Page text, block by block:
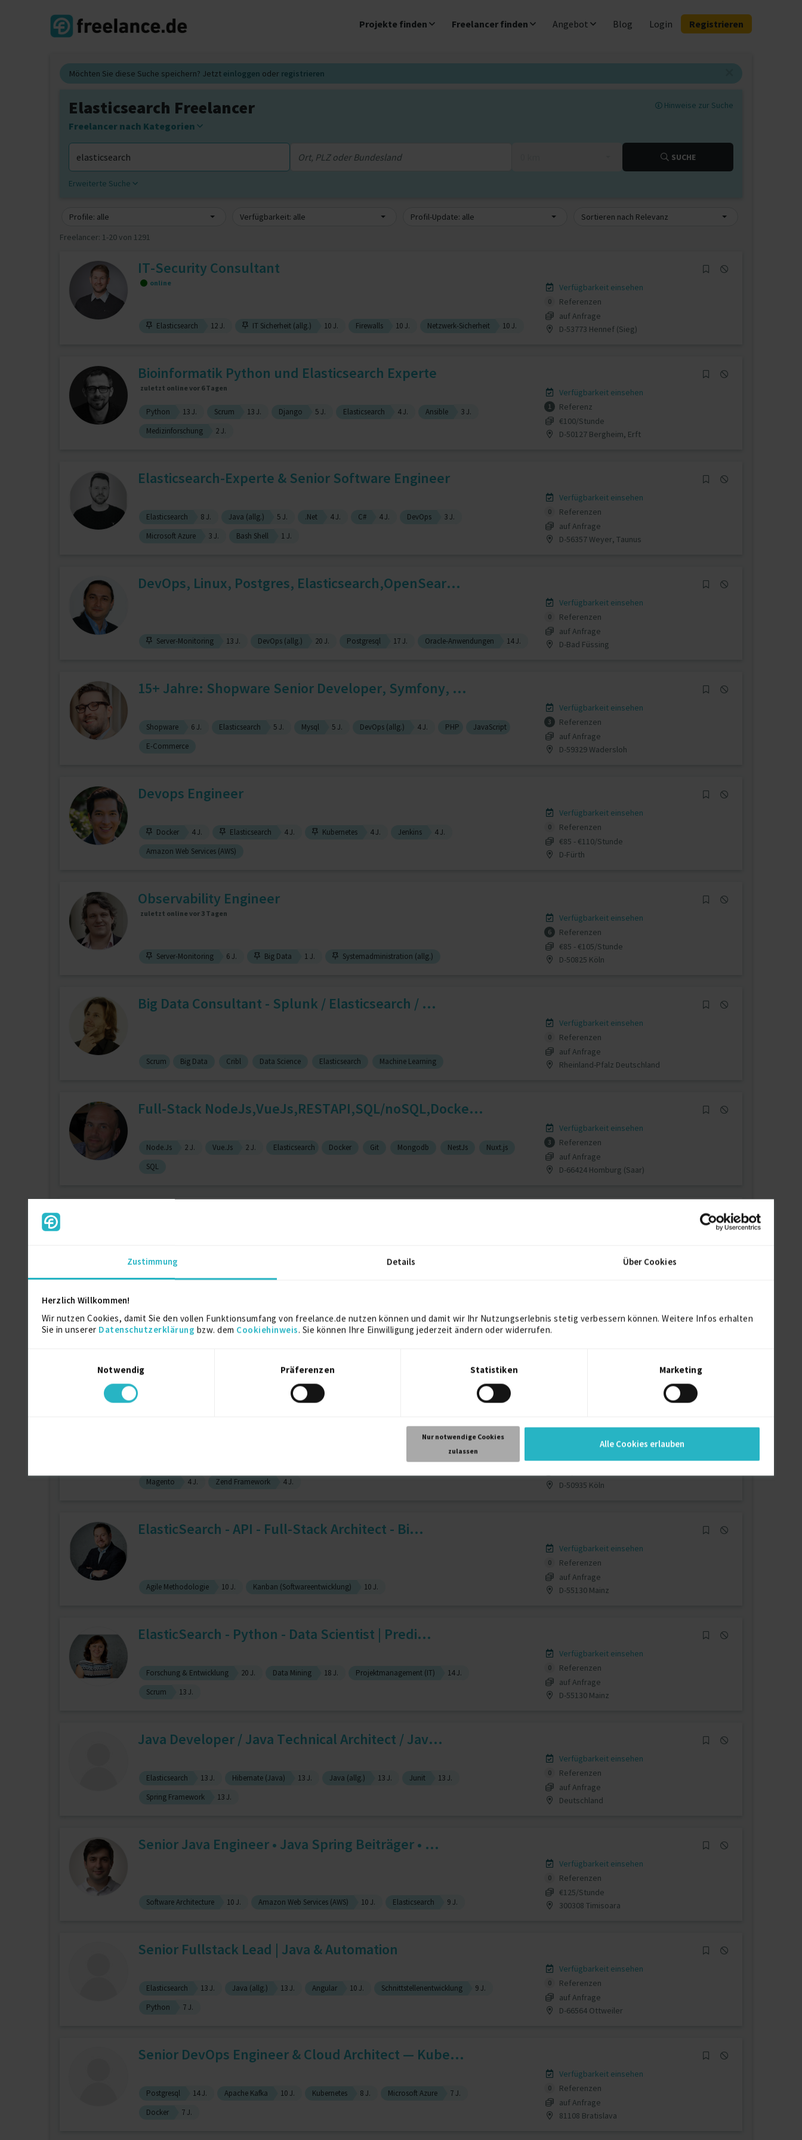
Zustimmung Details Über Cookies
Herzlich Willkommen!
Wir nutzen Cookies, damit Sie den vollen Funktionsumfang von freelance.de nutzen können und damit wir Ihr Nutzungserlebnis stetig verbessern können. Weitere Infos erhalten
Sie in unserer Datenschutzerklärung bzw. dem Cookiehinweis. Sie können Ihre Einwilligung jederzeit ändern oder widerrufen.
Notwendig
Präferenzen Statistiken Marketing
Nur notwendige Cookies
zulassen
Alle Cookies erlauben
Projekte finden Freelancer finden Angebot Blog Login Registrieren
Möchten Sie diese Suche speichern? Jetzt einloggen oder registrieren
Hinweise zur Suche
Elasticsearch Freelancer
Freelancer nach Kategorien
SUCHE
Erweiterte Suche
Profile: alle Verfügbarkeit: alle Profil-Update: alle
Sortieren nach Relevanz
Freelancer: 1-20 von 1291
IT-Security Consultant
online
Elasticsearch 12 J. IT Sicherheit (allg.) 10 J. Firewalls 10 J. Netzwerk-Sicherheit 10 J.
Verfügbarkeit einsehen
0
Referenzen
auf Anfrage
D-53773 Hennef (Sieg)
Bioinformatik Python und Elasticsearch Experte
zuletzt online vor 6 Tagen
Python 13 J. Scrum 13 J. Django 5 J. Elasticsearch 4 J. Ansible
3 J.
Medizinforschung
2 J.
Verfügbarkeit einsehen
1
Referenz
€100/Stunde
D-50127 Bergheim, Erft
Elasticsearch-Experte & Senior Software Engineer
Elasticsearch 8 J. Java (allg.) 5 J. .Net 4 J. C# 4 J. DevOps
3 J.
Microsoft Azure
3 J. Bash Shell 1 J.
Verfügbarkeit einsehen
0
Referenzen
auf Anfrage
D-56357 Weyer, Taunus
DevOps, Linux, Postgres, Elasticsearch,OpenSear...
Server-Monitoring 13 J. DevOps (allg.) 20 J. Postgresql 17 J. Oracle-Anwendungen 14 J.
Verfügbarkeit einsehen
0
Referenzen
auf Anfrage
D-Bad Füssing
15+ Jahre: Shopware Senior Developer, Symfony, ...
Shopware 6 J. Elasticsearch 5 J. Mysql 5 J. DevOps (allg.) 4 J. PHP
JavaScript
E-Commerce
Verfügbarkeit einsehen
3
Referenzen
auf Anfrage
D-59329 Wadersloh
Devops Engineer
Docker 4 J. Elasticsearch 4 J. Kubernetes 4 J. Jenkins
4 J.
Amazon Web Services (AWS)
Verfügbarkeit einsehen
0
Referenzen
€85 - €110/Stunde
D-Fürth
Observability Engineer
zuletzt online vor 3 Tagen
Server-Monitoring 6 J. Big Data 1 J. Systemadministration (allg.)
Verfügbarkeit einsehen
6
Referenzen
€85 - €105/Stunde
D-50825 Köln
Big Data Consultant - Splunk / Elasticsearch / ...
Scrum Big Data Cribl Data Science Elasticsearch Machine Learning
Verfügbarkeit einsehen
0
Referenzen
auf Anfrage
Rheinland-Pfalz Deutschland
Full-Stack NodeJs,VueJs,RESTAPI,SQL/noSQL,Docke...
Node.Js 2 J. Vue.Js 2 J. Elasticsearch Docker Git Mongodb NestJs
Nuxt.js
SQL
Verfügbarkeit einsehen
3
Referenzen
auf Anfrage
D-66424 Homburg (Saar)
Développeur Java | Data analyst | ELK | MOA/AMO...
Magento Entwickler PHP MySQL Zend Elasticsearch...
Magento 4 J. Zend Framework 4 J.
Verfügbarkeit einsehen
D-50935 Köln
ElasticSearch - API - Full-Stack Architect - Bi...
Agile Methodologie 10 J. Kanban (Softwareentwicklung) 10 J.
Verfügbarkeit einsehen
0
Referenzen
auf Anfrage
D-55130 Mainz
ElasticSearch - Python - Data Scientist | Predi...
Forschung & Entwicklung 20 J. Data Mining 18 J. Projektmanagement (IT)
14 J.
Scrum
13 J.
Verfügbarkeit einsehen
0
Referenzen
auf Anfrage
D-55130 Mainz
Java Developer / Java Technical Architect / Jav...
Elasticsearch 13 J. Hibernate (Java) 13 J. Java (allg.) 13 J. Junit
13 J.
Spring Framework
13 J.
Verfügbarkeit einsehen
0
Referenzen
auf Anfrage
Deutschland
Senior Java Engineer • Java Spring Beiträger • ...
Software Architecture 10 J. Amazon Web Services (AWS) 10 J. Elasticsearch 9 J.
Verfügbarkeit einsehen
0
Referenzen
€125/Stunde
300308 Timisoara
Senior Fullstack Lead | Java & Automation
Elasticsearch 13 J. Java (allg.) 13 J. Angular 10 J. Schnittstellenentwicklung
9 J.
Python
7 J.
Verfügbarkeit einsehen
0
Referenzen
auf Anfrage
D-66564 Ottweiler
Senior DevOps Engineer & Cloud Architect — Kube...
Postgresql 14 J. Apache Kafka 10 J. Kubernetes 8 J. Microsoft Azure
7 J.
Docker
7 J.
Verfügbarkeit einsehen
0
Referenzen
auf Anfrage
81108 Bratislava